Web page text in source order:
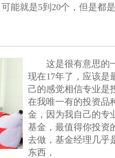
能就是5到20个，但是都
这是很有意思的
现在17年了，应该是
己的感觉相信专业是
在我唯一有的投资品
金，因为我自己的专
基金，最值得你投资
去做，基金经理几乎
东西，